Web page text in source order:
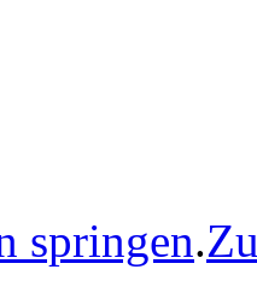
springen.